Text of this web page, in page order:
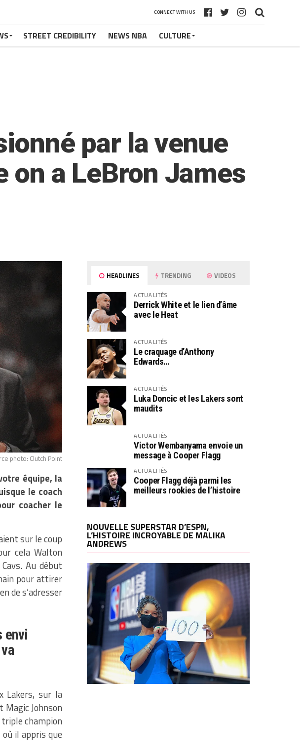
CONNECT WITH US
STREET CREDIBILITY NEWS NBA CULTURE
par la venue
on a LeBron James
photo: Clutch Point
équipe, la
le coach
coacher le
sur le coup
cela Walton
Au début
pour attirer
de s’adresser
envi
Lakers, sur la
Magic Johnson
champion
il appris que
HEADLINES TRENDING VIDEOS
ACTUALITÉS
Derrick White et le lien d’âme
avec le Heat
ACTUALITÉS
Le craquage d’Anthony
Edwards…
ACTUALITÉS
Luka Doncic et les Lakers sont
maudits
ACTUALITÉS
Victor Wembanyama envoie un
message à Cooper Flagg
ACTUALITÉS
Cooper Flagg déjà parmi les
meilleurs rookies de l’histoire
NOUVELLE SUPERSTAR D’ESPN,
L’HISTOIRE INCROYABLE DE MALIKA
ANDREWS